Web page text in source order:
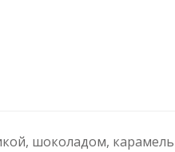
шоколадом,